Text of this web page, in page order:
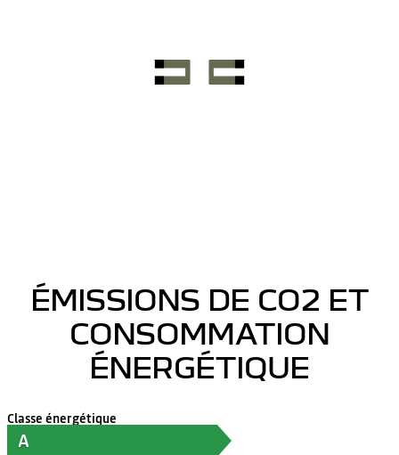
ÉMISSIONS DE CO2 ET
CONSOMMATION
ÉNERGÉTIQUE
Classe énergétique
A